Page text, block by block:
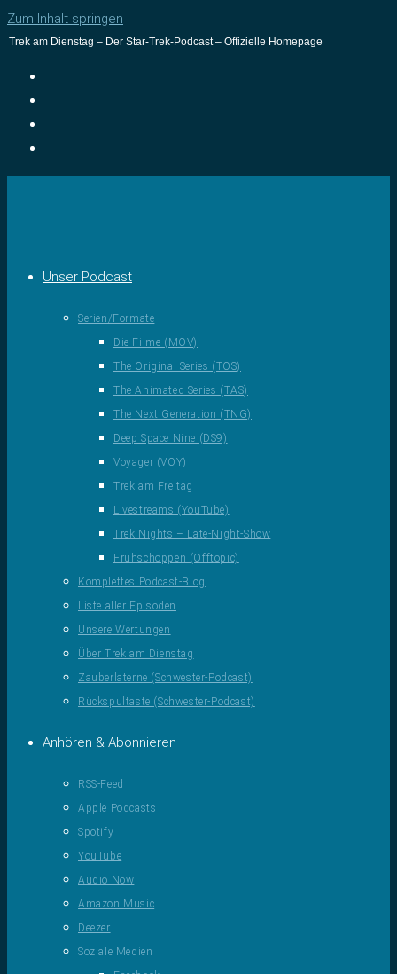
Zum Inhalt springen
Trek am Dienstag – Der Star-Trek-Podcast – Offizielle Homepage
Unser Podcast
Serien/Formate
Die Filme (MOV)
The Original Series (TOS)
The Animated Series (TAS)
The Next Generation (TNG)
Deep Space Nine (DS9)
Voyager (VOY)
Trek am Freitag
Livestreams (YouTube)
Trek Nights – Late-Night-Show
Frühschoppen (Offtopic)
Komplettes Podcast-Blog
Liste aller Episoden
Unsere Wertungen
Über Trek am Dienstag
Zauberlaterne (Schwester-Podcast)
Rückspultaste (Schwester-Podcast)
Anhören & Abonnieren
RSS-Feed
Apple Podcasts
Spotify
YouTube
Audio Now
Amazon Music
Deezer
Soziale Medien